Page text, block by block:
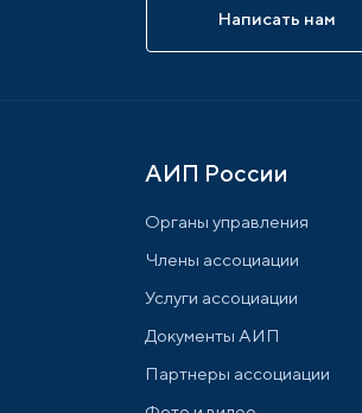
Написать нам
АИП России
Органы управления
Члены ассоциации
Услуги ассоциации
Документы АИП
Партнеры ассоциации